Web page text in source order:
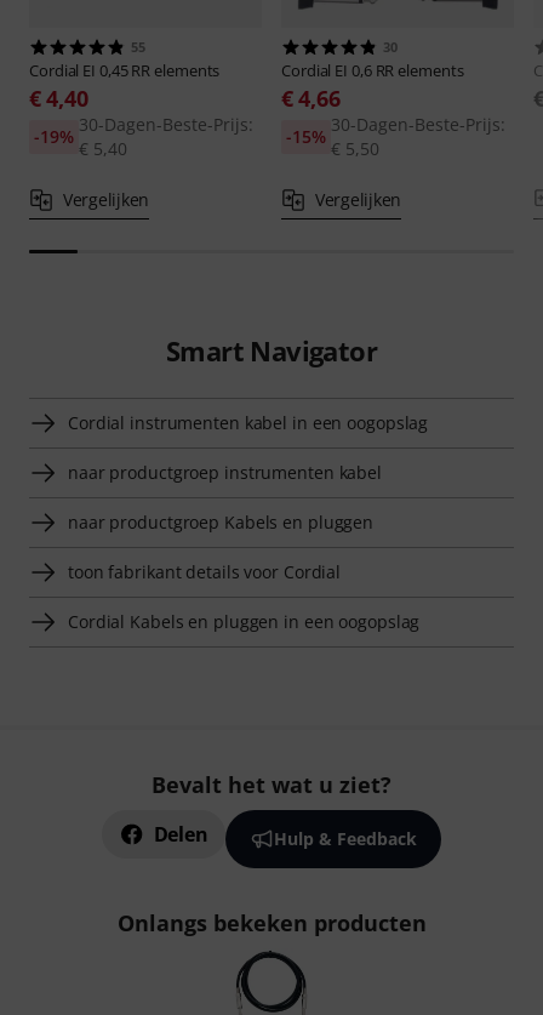
55
Cordial EI 0,45 RR elements
€ 4,40
30-Dagen-Beste-Prijs:
€ 5,40
-19%
Vergelijken
30
Cordial EI 0,6 RR elements
€ 4,66
30-Dagen-Beste-Prijs:
€ 5,50
-15%
Vergelijken
Smart Navigator
Cordial instrumenten kabel in een oogopslag
naar productgroep instrumenten kabel
naar productgroep Kabels en pluggen
toon fabrikant details voor Cordial
Cordial Kabels en pluggen in een oogopslag
Bevalt het wat u ziet?
Delen Hulp & Feedback
Onlangs bekeken producten